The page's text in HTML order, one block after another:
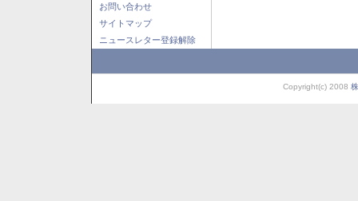
お問い合わせ
サイトマップ
ニュースレター登録解除
Copyright(c) 2008